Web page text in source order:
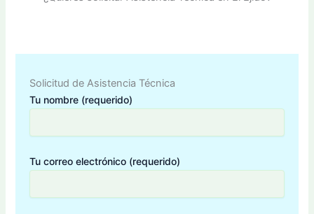
Solicitud de Asistencia Técnica
Tu nombre (requerido)
Tu correo electrónico (requerido)